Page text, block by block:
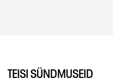
TEISI SÜNDMUSEID